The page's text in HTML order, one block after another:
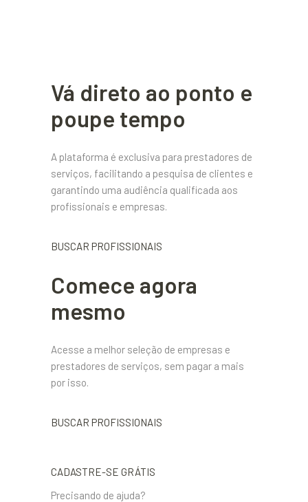
Vá direto ao ponto e
poupe tempo
A plataforma é exclusiva para prestadores de
serviços, facilitando a pesquisa de clientes e
garantindo uma audiência qualificada aos
profissionais e empresas.
BUSCAR PROFISSIONAIS
Comece agora
mesmo
Acesse a melhor seleção de empresas e
prestadores de serviços, sem pagar a mais
por isso.
BUSCAR PROFISSIONAIS
CADASTRE-SE GRÁTIS
Precisando de ajuda?